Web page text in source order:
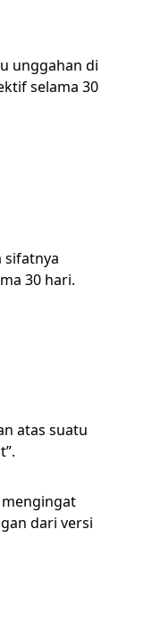
unggahan di
selama 30
sifatnya
30 hari.
atas suatu
dari versi